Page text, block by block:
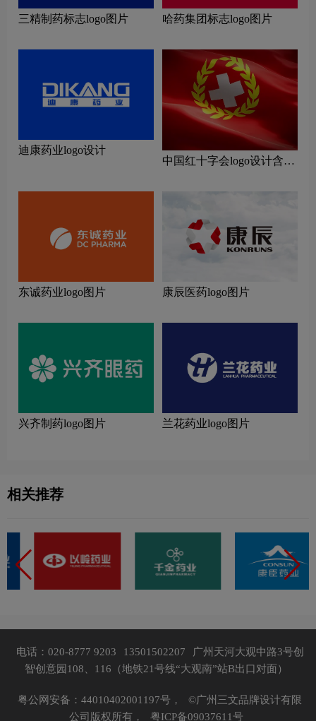
三精制药标志logo图片 哈药集团标志logo图片
迪康药业logo设计
中国红十字会logo设计含义
东诚药业logo图片 康辰医药logo图片
兴齐制药logo图片 兰花药业logo图片
相关推荐
电话：020-8777 9203 13501502207
广州天河大观中路3号创
智创意园108、116（地铁21号线“大观南”站B出口对面）
粤公网安备：44010402001197号，
©广州三文品牌设计有限
公司版权所有，
粤ICP备09037611号